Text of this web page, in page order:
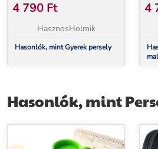
4 790 Ft
HasznosHolmik
Hasonlók, mint Gyerek persely
4
Hasonlók, mint